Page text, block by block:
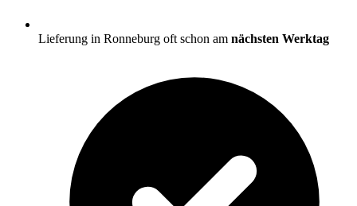
Lieferung in Ronneburg oft schon am nächsten Werktag